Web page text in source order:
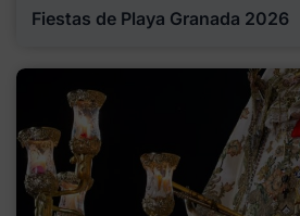
Fiestas de Playa Granada 2026